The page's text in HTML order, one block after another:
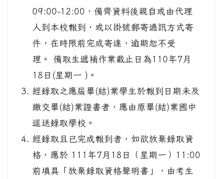
09:00-12:00，備齊資料後親自或由代理
人到本校報到，或以掛號郵寄通訊方式寄
件，在時限前完成寄達，逾期恕不受
理。 備取生遞補作業截止日為110年7月
18日(星期一 )。
經錄取之應屆畢(結)業學生於報到日期未及
繳交畢(結)業證書者，應由原畢(結)業國中
逕送錄取學校。
經錄取且已完成報到者，如欲放棄錄取資
格，應於 111年7月18日（星期一）11:00
前填具「放棄錄取資格聲明書」，由考生